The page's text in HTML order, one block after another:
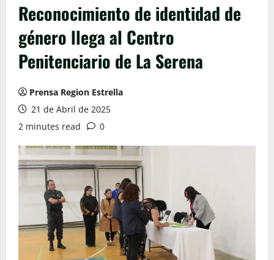
Reconocimiento de identidad de
género llega al Centro
Penitenciario de La Serena
Prensa Region Estrella
21 de Abril de 2025
2 minutes read
0